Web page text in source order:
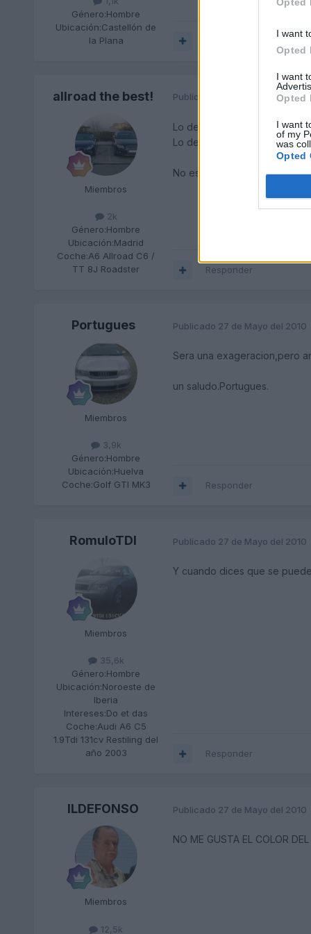
I want
Opted
I want
Opted
I want
of my
was
Opted
Género:Hombre
Ubicación:Castellón de
la Plana
allroad the best!
Miembros
2k
Género:Hombre
Ubicación:Madrid
Coche:A6 Allroad C6 /
TT 8J Roadster
Publicado 27 de Mayo del 2010
Lo del reposapies trasero...
Lo de la nevera... era de
No esta mal el coche para el
Responder
Portugues
Miembros
3,9k
Género:Hombre
Ubicación:Huelva
Coche:Golf GTI MK3
Publicado 27 de Mayo del 2010
Sera una exageracion,pero
un saludo.Portugues.
Responder
RomuloTDI
Miembros
35,6k
Género:Hombre
Ubicación:Noroeste de
Iberia
Intereses:Do et das
Coche:Audi A6 C5
1.9Tdi 131cv Restiling del
año 2003
Publicado 27 de Mayo del 2010
Y cuando dices que se
Responder
ILDEFONSO
Miembros
12,5k
Publicado 27 de Mayo del 2010
NO ME GUSTA EL COLOR